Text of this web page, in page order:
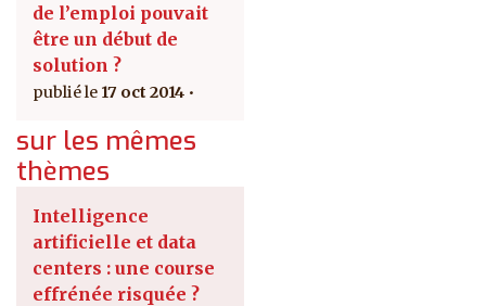
de l’emploi pouvait
être un début de
solution ?
17 oct 2014
sur les mêmes
thèmes
Intelligence
artificielle et data
centers : une course
effrénée risquée ?